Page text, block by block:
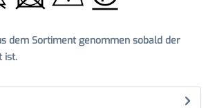
dem Sortiment genommen sobald der
ist.